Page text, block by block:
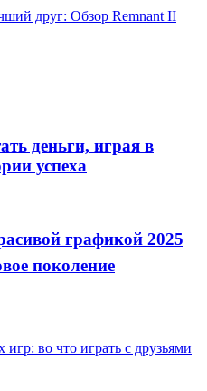
друг: Обзор Remnant II
деньги, играя в
успеха
графикой 2025
поколение
во что играть с друзьями